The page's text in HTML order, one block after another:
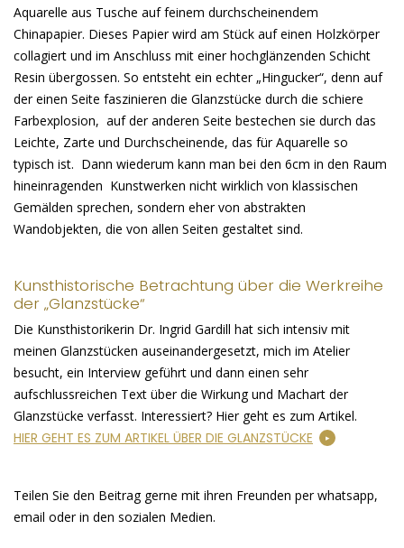
Aquarelle aus Tusche auf feinem durchscheinendem
Chinapapier. Dieses Papier wird am Stück auf einen Holzkörper
collagiert und im Anschluss mit einer hochglänzenden Schicht
Resin übergossen. So entsteht ein echter „Hingucker“, denn auf
der einen Seite faszinieren die Glanzstücke durch die schiere
Farbexplosion, auf der anderen Seite bestechen sie durch das
Leichte, Zarte und Durchscheinende, das für Aquarelle so
typisch ist. Dann wiederum kann man bei den 6cm in den Raum
hineinragenden Kunstwerken nicht wirklich von klassischen
Gemälden sprechen, sondern eher von abstrakten
Wandobjekten, die von allen Seiten gestaltet sind.
Kunsthistorische Betrachtung über die Werkreihe
der „Glanzstücke“
Die Kunsthistorikerin Dr. Ingrid Gardill hat sich intensiv mit
meinen Glanzstücken auseinandergesetzt, mich im Atelier
besucht, ein Interview geführt und dann einen sehr
aufschlussreichen Text über die Wirkung und Machart der
Glanzstücke verfasst. Interessiert? Hier geht es zum Artikel.
HIER GEHT ES ZUM ARTIKEL ÜBER DIE GLANZSTÜCKE
Teilen Sie den Beitrag gerne mit ihren Freunden per whatsapp,
email oder in den sozialen Medien.